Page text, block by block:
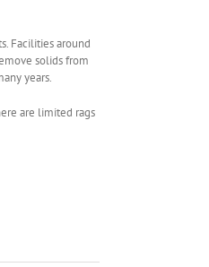
Facilities around
solids from
years.
are limited rags